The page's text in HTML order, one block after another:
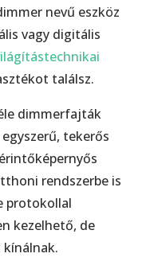
nevű eszköz
vagy digitális
találsz.
dimmerfajták
tekerős
rendszerbe is
protokollal
kezelhető, de